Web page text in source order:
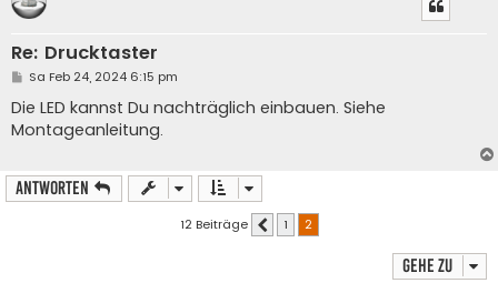
Re: Drucktaster
B
i
t
r
Sa Feb 24, 2024 6:15 pm
Die LED kannst Du nachträglich einbauen. Siehe
Montageanleitung.
Antworten
12 Beiträge Vorherige
1 2
Gehe zu